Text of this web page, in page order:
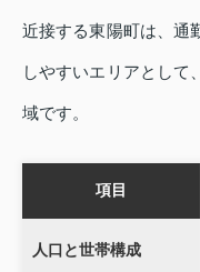
近接する東陽町は、通
しやすいエリアとして
域です。
項目
人口と世帯構成